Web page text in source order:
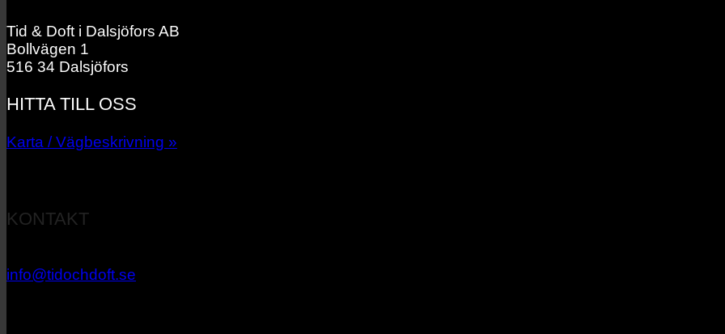
Tid & Doft i Dalsjöfors AB
Bollvägen 1
516 34 Dalsjöfors
HITTA TILL OSS
Karta / Vägbeskrivning »
KONTAKT
info@tidochdoft.se